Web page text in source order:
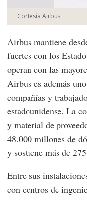
Cortesía Airbus
Airbus mantiene
fuertes con los
operan con las
Airbus es además
compañías y
estadounidense. La
y material de
48.000 millones de
y sostiene más de
Entre sus
con centros de